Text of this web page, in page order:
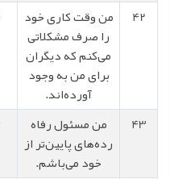
42
من وقت کاری خود
را صرف مشکلاتی
می‌کنم که دیگران
برای من به وجود
آورده‌اند.
43
من مسئول رفاه
رده‌های پایین‌تر از
خود می‌باشم.